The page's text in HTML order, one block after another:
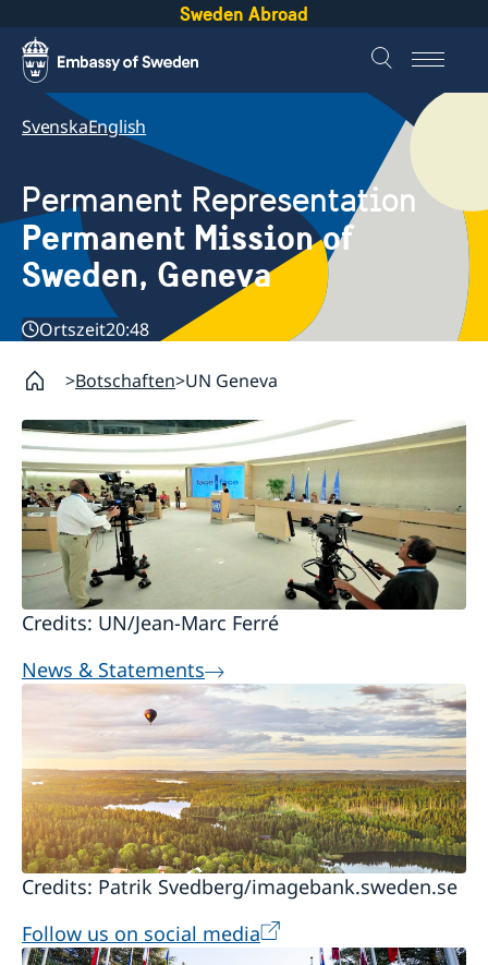
Sweden Abroad
SvenskaEnglish
Permanent Representation
Permanent Mission of
Sweden, Geneva
Ortszeit20:48
Botschaften UN Geneva
Credits: UN/Jean-Marc Ferré
News & Statements
Credits: Patrik Svedberg/imagebank.sweden.se
Follow us on social media